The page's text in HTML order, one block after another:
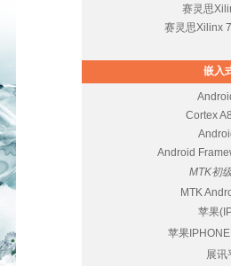
赛灵思
赛灵思Xilinx
嵌入
Cortex
Android
MTK初
MTK
苹果
苹果
展讯